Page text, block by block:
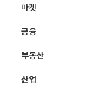
마켓
금융
부동산
산업